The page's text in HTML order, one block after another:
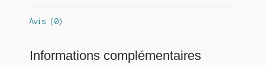
Avis (0)
Informations complémentaires